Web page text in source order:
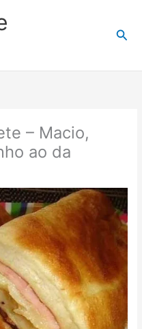
– Macio,
ao da